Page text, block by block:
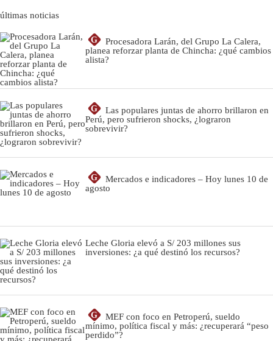
últimas noticias
G
Procesadora Larán, del Grupo La Calera,
planea reforzar planta de Chincha: ¿qué cambios
alista?
G
Las populares juntas de ahorro brillaron en
Perú, pero sufrieron shocks, ¿lograron
sobrevivir?
G
Mercados e indicadores – Hoy lunes 10 de
agosto
Leche Gloria elevó a S/ 203 millones sus
inversiones: ¿a qué destinó los recursos?
G
MEF con foco en Petroperú, sueldo
mínimo, política fiscal y más: ¿recuperará “peso
perdido”?